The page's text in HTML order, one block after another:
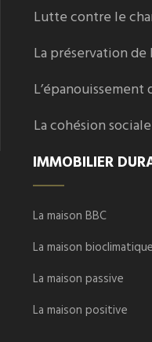
Lutte contre le
La préservation
La cohésion
IMMOBILIER
La maison BBC
La maison bioclimatique
La maison passive
La maison positive